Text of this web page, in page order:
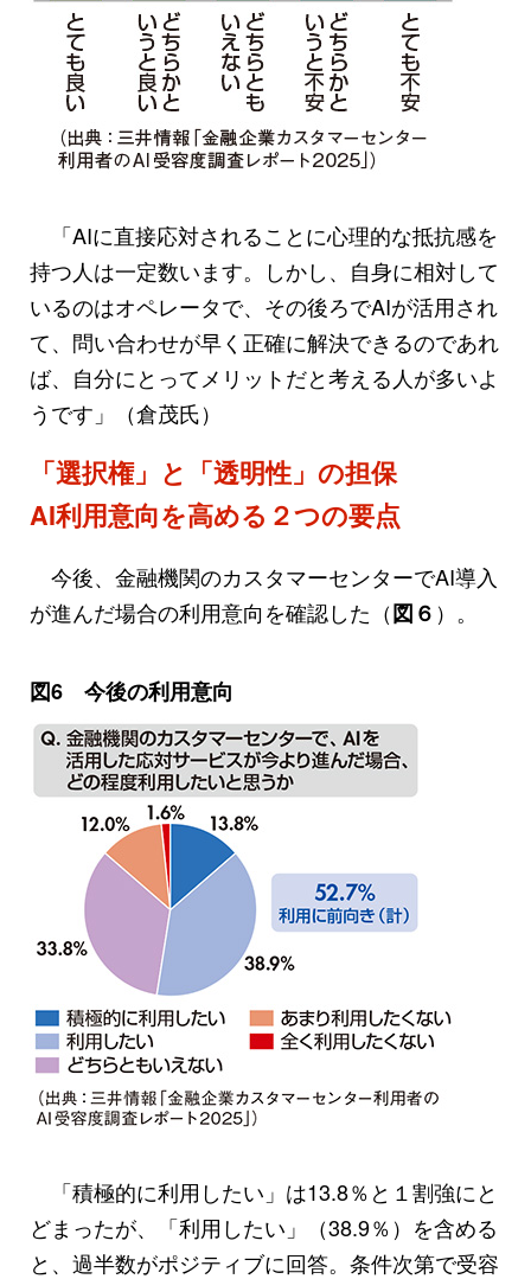
「AIに直接応対されることに心理的な抵抗感を
持つ人は一定数います。しかし、自身に相対して
いるのはオペレータで、その後ろでAIが活用され
て、問い合わせが早く正確に解決できるのであれ
ば、自分にとってメリットだと考える人が多いよ
うです」（倉茂氏）
「選択権」と「透明性」の担保
AI利用意向を高める２つの要点
今後、金融機関のカスタマーセンターでAI導入
が進んだ場合の利用意向を確認した（図６ ）。
図6 今後の利用意向
「積極的に利用したい」は13.8％と１割強にと
どまったが、「利用したい」（38.9％）を含める
と、過半数がポジティブに回答。条件次第で受容